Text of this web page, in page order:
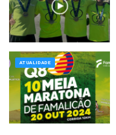
ATUALIDADE